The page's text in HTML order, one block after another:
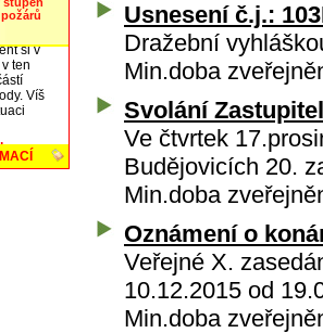
Usnesení č.j.:
Dražební
Min.doba
Svolání
Ve čtvrtek
Budějovicích 20.
Min.doba
Oznámení o
Veřejné X.
10.12.2015 od
Min.doba